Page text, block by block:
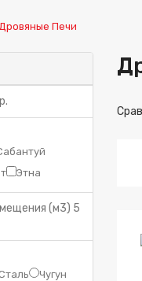
Печи
р.
Этна
(м3) 5
Чугун